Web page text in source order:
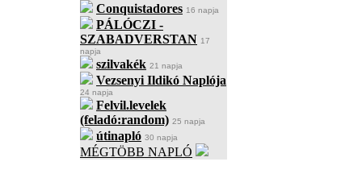
Conquistadores 16 napja
PÁLÓCZI -
SZABADVERSTAN 17
napja
szilvakék 21 napja
Vezsenyi Ildikó Naplója
24 napja
Felvil.levelek
(feladó:random) 25 napja
útinapló 30 napja
MÉGTÖBB NAPLÓ